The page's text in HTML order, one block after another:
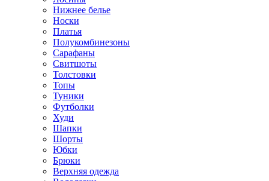
Нижнее белье
Носки
Платья
Полукомбинезоны
Сарафаны
Свитшоты
Толстовки
Топы
Туники
Футболки
Худи
Шапки
Шорты
Юбки
Брюки
Верхняя одежда